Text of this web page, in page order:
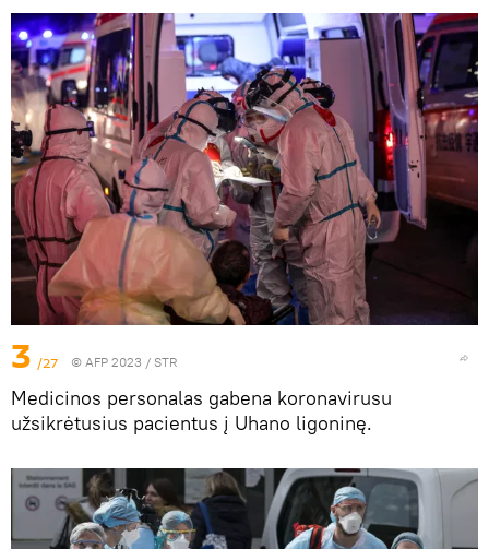
3 /27 © AFP 2023 / STR
Medicinos personalas gabena koronavirusu
užsikrėtusius pacientus į Uhano ligoninę.